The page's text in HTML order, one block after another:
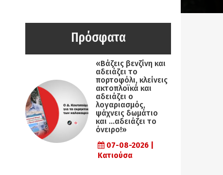
Πρόσφατα
«Βάζεις βενζίνη και
αδειάζει το
πορτοφόλι, κλείνεις
ακτοπλοϊκά και
αδειάζει ο
λογαριασμός,
ψάχνεις δωμάτιο
και …αδειάζει το
όνειρο!»
07-08-2026 |
Κατιούσα